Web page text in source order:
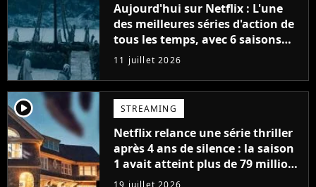
Aujourd'hui sur Netflix : L'une
des meilleures séries d'action de
tous les temps, avec 6 saisons
parfaites
11 juillet 2026
player2 STREAMING
Netflix relance une série thriller
après 4 ans de silence : la saison
1 avait atteint plus de 79 millions
de vues